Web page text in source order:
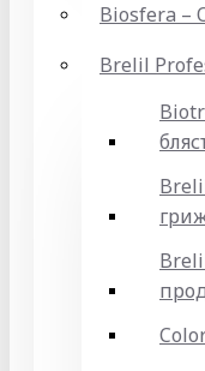
Biosfera –
Brelil